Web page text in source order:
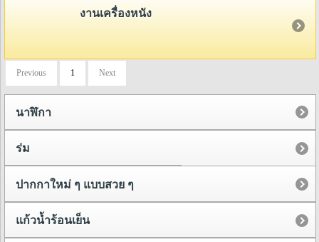
งานเครื่องหนัง
Previous 1 Next
นาฬิกา
ร่ม
ปากกาใหม่ ๆ แบบสวย ๆ
แก้วน้ำร้อนเย็น